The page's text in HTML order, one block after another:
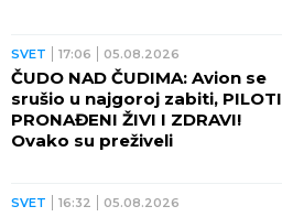
SVET 17:06 05.08.2026
ČUDO NAD ČUDIMA: Avion se
srušio u najgoroj zabiti, PILOTI
PRONAĐENI ŽIVI I ZDRAVI!
Ovako su preživeli
SVET 16:32 05.08.2026